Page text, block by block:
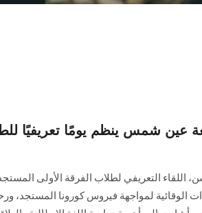
عين شمس ينظم يومًا تعريفيًا
اللقاء التعريفي لطلاب الفرقة الأولى
الوقائية لمواجهة فيروس كورونا المستجد،